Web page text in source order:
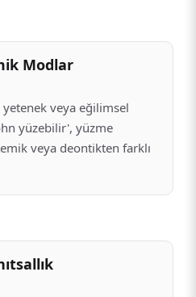
Modlar
veya eğilimsel
yüzebilir', yüzme
veya deontikten farklı